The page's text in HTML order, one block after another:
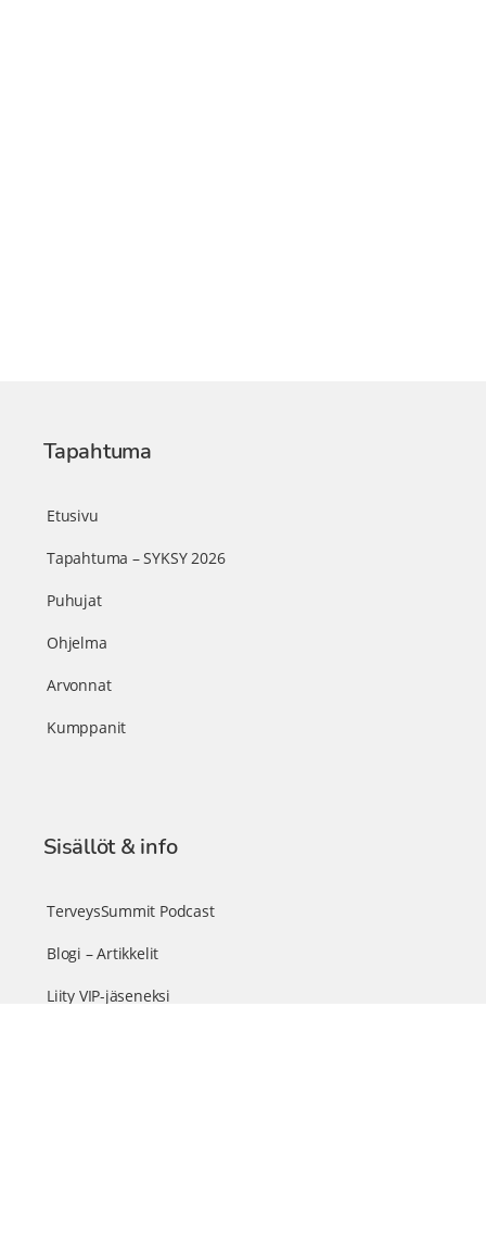
Tapahtuma
Etusivu
Tapahtuma – SYKSY 2026
Puhujat
Ohjelma
Arvonnat
Kumppanit
Sisällöt & info
TerveysSummit Podcast
Blogi – Artikkelit
Liity VIP-jäseneksi